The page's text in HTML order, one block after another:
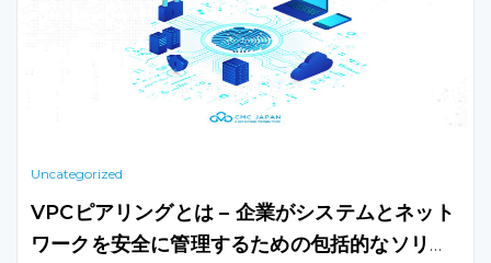
いプログラミング言語との関係についても説明します。
Uncategorized
VPCピアリングとは – 企業がシステムとネット
ワークを安全に管理するための包括的なソリュ